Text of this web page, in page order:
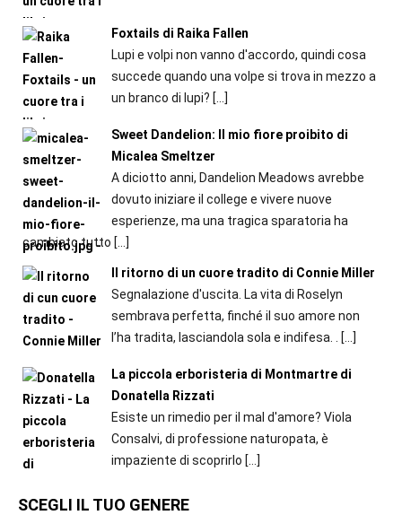
Foxtails di Raika Fallen
Lupi e volpi non vanno d'accordo, quindi cosa
succede quando una volpe si trova in mezzo a
un branco di lupi? […]
Sweet Dandelion: Il mio fiore proibito di
Micalea Smeltzer
A diciotto anni, Dandelion Meadows avrebbe
dovuto iniziare il college e vivere nuove
esperienze, ma una tragica sparatoria ha
cambiato tutto […]
Il ritorno di un cuore tradito di Connie Miller
Segnalazione d'uscita. La vita di Roselyn
sembrava perfetta, finché il suo amore non
l’ha tradita, lasciandola sola e indifesa. .
[…]
La piccola erboristeria di Montmartre di
Donatella Rizzati
Esiste un rimedio per il mal d'amore? Viola
Consalvi, di professione naturopata, è
impaziente di scoprirlo […]
SCEGLI IL TUO GENERE